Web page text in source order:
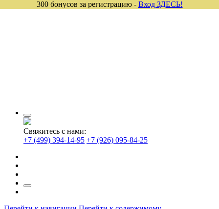
Свяжитесь с нами:
+7 (499) 394-14-95 +7 (926) 095-84-25
300 бонусов за регистрацию - Вход ЗДЕСЬ!